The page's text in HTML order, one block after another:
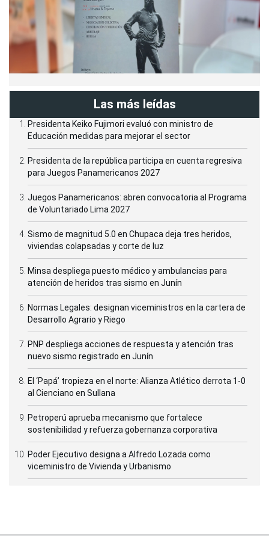
Las más leídas
Presidenta Keiko Fujimori evaluó con ministro de
Educación medidas para mejorar el sector
Presidenta de la república participa en cuenta regresiva
para Juegos Panamericanos 2027
Juegos Panamericanos: abren convocatoria al Programa
de Voluntariado Lima 2027
Sismo de magnitud 5.0 en Chupaca deja tres heridos,
viviendas colapsadas y corte de luz
Minsa despliega puesto médico y ambulancias para
atención de heridos tras sismo en Junín
Normas Legales: designan viceministros en la cartera de
Desarrollo Agrario y Riego
PNP despliega acciones de respuesta y atención tras
nuevo sismo registrado en Junín
El ‘Papá’ tropieza en el norte: Alianza Atlético derrota 1-0
al Cienciano en Sullana
Petroperú aprueba mecanismo que fortalece
sostenibilidad y refuerza gobernanza corporativa
Poder Ejecutivo designa a Alfredo Lozada como
viceministro de Vivienda y Urbanismo